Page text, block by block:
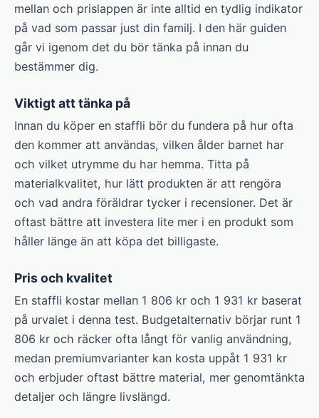
mellan och prislappen är inte alltid en tydlig indikator
på vad som passar just din familj. I den här guiden
går vi igenom det du bör tänka på innan du
bestämmer dig.
Viktigt att tänka på
Innan du köper en staffli bör du fundera på hur ofta
den kommer att användas, vilken ålder barnet har
och vilket utrymme du har hemma. Titta på
materialkvalitet, hur lätt produkten är att rengöra
och vad andra föräldrar tycker i recensioner. Det är
oftast bättre att investera lite mer i en produkt som
håller länge än att köpa det billigaste.
Pris och kvalitet
En staffli kostar mellan 1 806 kr och 1 931 kr baserat
på urvalet i denna test. Budgetalternativ börjar runt 1
806 kr och räcker ofta långt för vanlig användning,
medan premiumvarianter kan kosta uppåt 1 931 kr
och erbjuder oftast bättre material, mer genomtänkta
detaljer och längre livslängd.